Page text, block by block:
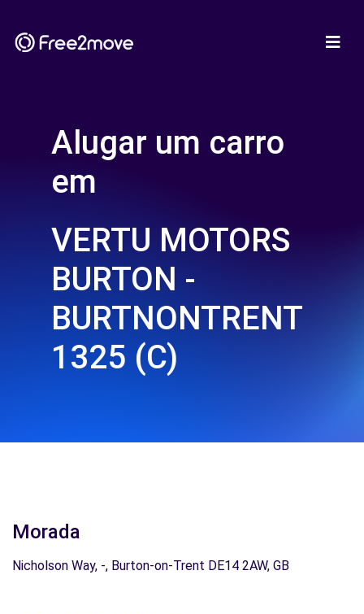
Alugar um carro
em
VERTU MOTORS
BURTON -
BURTNONTRENT
1325 (C)
Morada
Nicholson Way, -, Burton-on-Trent DE14 2AW, GB